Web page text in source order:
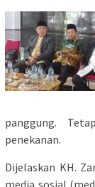
panggung.
penekanan.
Dijelaskan KH.
media sosial